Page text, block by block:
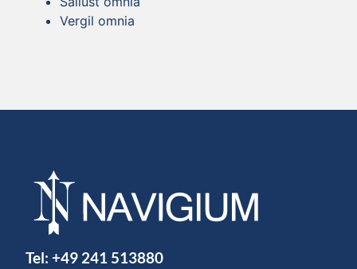
Vergil omnia
Tel: +49 241 513880